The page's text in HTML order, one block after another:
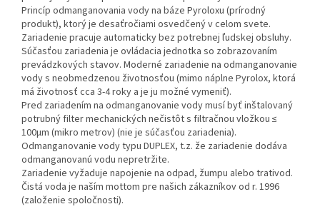
Princíp odmanganovania vody na báze Pyroloxu (prírodný
produkt), ktorý je desaťročiami osvedčený v celom svete.
Zariadenie pracuje automaticky bez potrebnej ľudskej obsluhy.
Súčasťou zariadenia je ovládacia jednotka so zobrazovaním
prevádzkových stavov. Moderné zariadenie na odmanganovanie
vody s neobmedzenou životnosťou (mimo náplne Pyrolox, ktorá
má životnosť cca 3-4 roky a je ju možné vymeniť).
Pred zariadením na odmanganovanie vody musí byť inštalovaný
potrubný filter mechanických nečistôt s filtračnou vložkou ≤
100μm (mikro metrov) (nie je súčasťou zariadenia).
Odmanganovanie vody typu DUPLEX, t.z. že zariadenie dodáva
odmanganovanú vodu nepretržite.
Zariadenie vyžaduje napojenie na odpad, žumpu alebo trativod.
Čistá voda je naším mottom pre našich zákazníkov od r. 1996
(založenie spoločnosti).